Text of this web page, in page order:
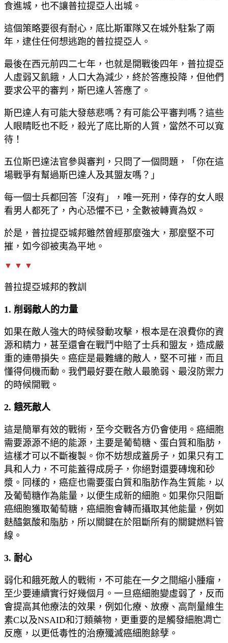
食進城，也不讓普拉提亞人出城。
這個策略要很有耐心，底比斯軍隊又在城外駐紮了兩
年，逮住任何想逃跑的普拉提亞人。
最後在西元前四二七年，也就是開戰後四年，普拉提亞
人虛弱又飢餓，人口大為減少，終於答應投降，但他們
要求公平的審判，斯巴達人答應了。
斯巴達人有可能大發慈悲嗎？有可能公平審判嗎？這些
人眼睛眨也不眨，殺光了底比斯的人質，當然不可以寬
待！
五位斯巴達法官參與審判，只問了一個問題，「你在這
場戰爭有幫過斯巴達人及其盟友嗎？」
每一個士兵都回答「沒有」，唯一死刑，倖存的女人眼
看男人都死了，內心恐懼不已，全數被轉賣為奴。
於是，普拉提亞城邦雖然曾經那麼強大，那麼堅不可
摧，如今卻被夷為平地。
▼ ▼ ▼
普拉提亞城邦的教訓
1. 削弱敵人的力量
如果在敵人強大的時候發動攻擊，根本是在浪費你的資
源和精力，甚至還會在戰鬥中賠了士兵和盟友，造成嚴
重的連帶損失。癌症是最難纏的敵人，堅不可摧，而且
懂得伺機而動。我們最好要在敵人最脆弱、最沒防禦力
的時候開戰。
2. 餓死敵人
這是簡單有效的戰術，至今交戰各方仍會使用。癌細胞
需要源源不絕的能源，主要是葡萄糖、蛋白質和脂肪，
這樣才可以不斷複製。你不妨想成蓋房子，如果只有工
具和人力，不可能蓋得成房子，你絕對還要磚塊和砂
漿。同樣的，癌症也需要蛋白質和脂肪作為生質能，以
及葡萄糖作為能量，以便生成新的細胞。如果你只阻斷
癌細胞獲取葡萄糖，癌細胞會轉而攝取其他能量，例如
麩醯氨酸和脂肪，所以關鍵在於阻斷所有的關鍵燃料管
線。
3. 耐心
弱化和餓死敵人的戰術，不可能在一夕之間縮小腫瘤，
至少要連續實行好幾個月。一旦癌細胞變虛弱了，反而
會提高其他療法的效果，例如化療、放療、高劑量維生
素C以及NSAID和汀類藥物，更重要的是觸發細胞凋亡
反應，以更低毒性的治療殲滅癌細胞餘孽。